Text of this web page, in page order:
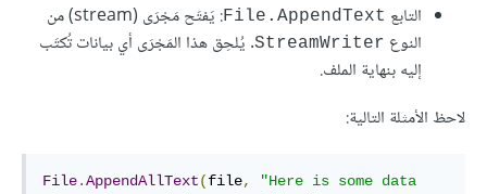
التابع File.AppendText
: يَفتَح مَجْرَى (stream) من
النوع StreamWriter. يُلحِق هذا المَجْرَى أي بيانات تُكتَب
إليه بنهاية الملف.
لاحظ الأمثلة التالية:
File.AppendAllText(file,
"Here is some data